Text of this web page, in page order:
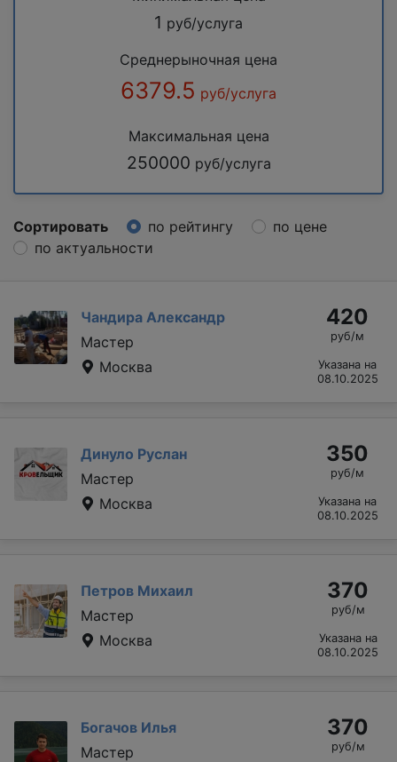
1 руб/услуга
Среднерыночная цена
6379.5 руб/услуга
Максимальная цена
250000 руб/услуга
Сортировать по рейтингу
по цене
по актуальности
Чандира Александр
Мастер
Москва
420
руб/м
Указана на
08.10.2025
Динуло Руслан
Мастер
Москва
350
руб/м
Указана на
08.10.2025
Петров Михаил
Мастер
Москва
370
руб/м
Указана на
08.10.2025
Богачов Илья
Мастер
370
руб/м